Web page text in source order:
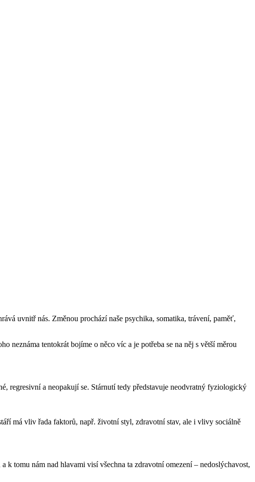
uvnitř nás. Změnou prochází naše psychika, somatika, trávení, paměť,
neznáma tentokrát bojíme o něco víc a je potřeba se na něj s větší měrou
regresivní a neopakují se. Stárnutí tedy představuje neodvratný fyziologický
má vliv řada faktorů, např. životní styl, zdravotní stav, ale i vlivy sociálně
k tomu nám nad hlavami visí všechna ta zdravotní omezení – nedoslýchavost,